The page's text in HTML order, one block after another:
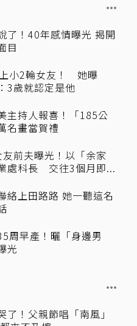
了！40年感情曝光 揭開
目
小2輪女友！ 她曝
3歲就認定是他
主持人報喜！「185公
名畫當賀禮
前夫曝光！以「余家
處科長 交往3個月即...
絡上田路路 她一聽這名
周早產！曬「身邊男
光
了！父親節唱「南風」